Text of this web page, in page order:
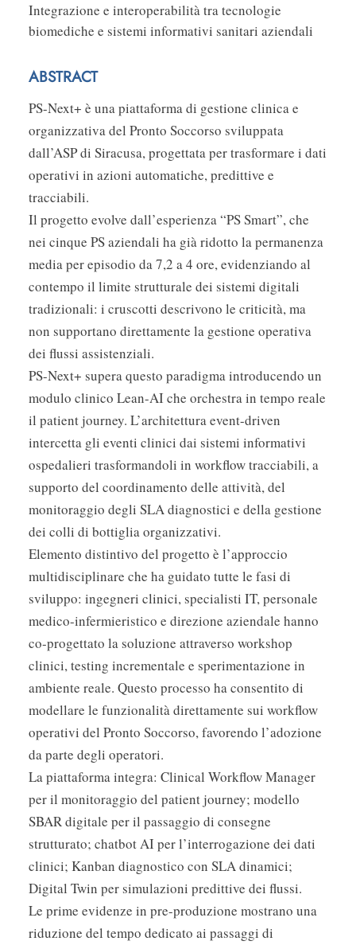
Integrazione e interoperabilità tra tecnologie
biomediche e sistemi informativi sanitari aziendali
ABSTRACT
PS-Next+ è una piattaforma di gestione clinica e
organizzativa del Pronto Soccorso sviluppata
dall’ASP di Siracusa, progettata per trasformare i dati
operativi in azioni automatiche, predittive e
tracciabili.
Il progetto evolve dall’esperienza “PS Smart”, che
nei cinque PS aziendali ha già ridotto la permanenza
media per episodio da 7,2 a 4 ore, evidenziando al
contempo il limite strutturale dei sistemi digitali
tradizionali: i cruscotti descrivono le criticità, ma
non supportano direttamente la gestione operativa
dei flussi assistenziali.
PS-Next+ supera questo paradigma introducendo un
modulo clinico Lean-AI che orchestra in tempo reale
il patient journey. L’architettura event-driven
intercetta gli eventi clinici dai sistemi informativi
ospedalieri trasformandoli in workflow tracciabili, a
supporto del coordinamento delle attività, del
monitoraggio degli SLA diagnostici e della gestione
dei colli di bottiglia organizzativi.
Elemento distintivo del progetto è l’approccio
multidisciplinare che ha guidato tutte le fasi di
sviluppo: ingegneri clinici, specialisti IT, personale
medico-infermieristico e direzione aziendale hanno
co-progettato la soluzione attraverso workshop
clinici, testing incrementale e sperimentazione in
ambiente reale. Questo processo ha consentito di
modellare le funzionalità direttamente sui workflow
operativi del Pronto Soccorso, favorendo l’adozione
da parte degli operatori.
La piattaforma integra: Clinical Workflow Manager
per il monitoraggio del patient journey; modello
SBAR digitale per il passaggio di consegne
strutturato; chatbot AI per l’interrogazione dei dati
clinici; Kanban diagnostico con SLA dinamici;
Digital Twin per simulazioni predittive dei flussi.
Le prime evidenze in pre-produzione mostrano una
riduzione del tempo dedicato ai passaggi di